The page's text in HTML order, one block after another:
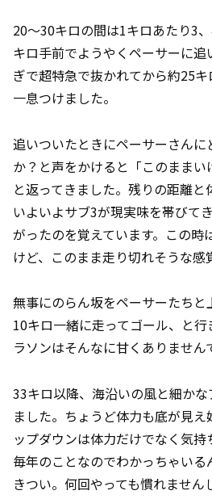
20～30キロの間は1キロあたり3
キロ手前でようやくペーサーに
ぎで超特急で抜かれてから約25
一息つけました。
追いついたときにペーサーさんに
か？と声をかけると「このままい
と返ってきました。残りの距離
いよいよサブ3が現実味を帯びて
がったのを覚えています。この時
けど、このまま走り切れそうな感
無事にのらん坂をペーサーたちと
10キロ一緒に走ってゴール、と
ラソンはそんなに甘くありません
33キロ以降、海沿いの風と細か
ました。ちょうど体力も底が見
ップダウンは体力だけでなく気持
毎年のことなのでわかっちゃい
きつい。何回やっても慣れません